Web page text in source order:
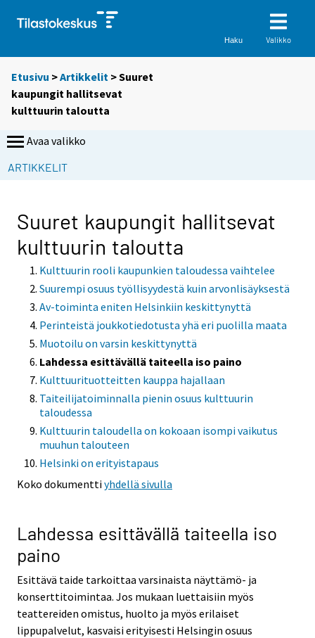
Haku Valikko
Etusivu >Artikkelit > Suuret
kaupungit hallitsevat
kulttuurin taloutta
Avaa valikko
ARTIKKELIT
Suuret kaupungit hallitsevat
kulttuurin taloutta
Kulttuurin rooli kaupunkien taloudessa vaihtelee
Suurempi osuus työllisyydestä kuin arvonlisäyksestä
Av-toiminta eniten Helsinkiin keskittynyttä
Perinteistä joukkotiedotusta yhä eri puolilla maata
Muotoilu on varsin keskittynyttä
Lahdessa esittävällä taiteella iso paino
Kulttuurituotteitten kauppa hajallaan
Taiteilijatoiminnalla pienin osuus kulttuurin
taloudessa
Kulttuurin taloudella on kokoaan isompi vaikutus
muuhun talouteen
Helsinki on erityistapaus
Koko dokumenttiyhdellä sivulla
Lahdessa esittävällä taiteella iso
paino
Esittävä taide tarkoittaa varsinaista näyttämö- ja
konserttitoimintaa. Jos mukaan luettaisiin myös
teattereiden omistus, huolto ja myös erilaiset
lippupalvelut, kasvaisi erityisesti Helsingin osuus